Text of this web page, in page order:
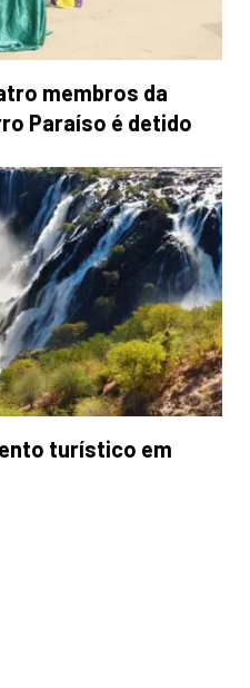
membros da
Paraíso é detido
turístico em